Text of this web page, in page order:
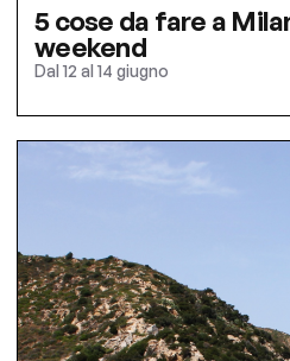
5 cose da fare a
weekend
Dal 12 al 14 giugno